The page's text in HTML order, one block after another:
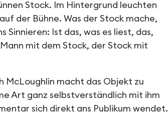
Stock. Im Hintergrund leuchten
der Bühne. Was der Stock mache,
Sinnieren: Ist das, was es liest, das,
mit dem Stock, der Stock mit
McLoughlin macht das Objekt zu
Art ganz selbstverständlich mit ihm
sich direkt ans Publikum wendet.